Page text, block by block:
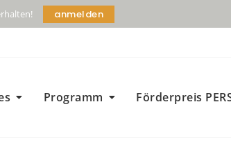
anmelden
Programm Förderpreis